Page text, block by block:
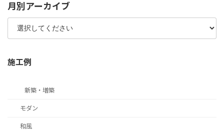
月別アーカイブ
施工例
新築・増築
モダン
和風